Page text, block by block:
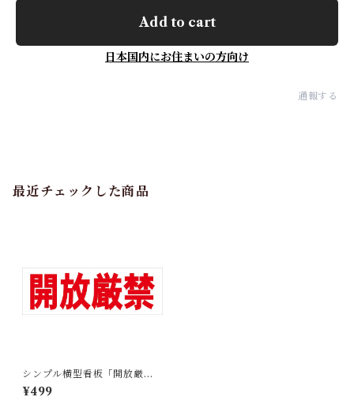
Add to cart
日本国内にお住まいの方向け
通報する
最近チェックした商品
シンプル横型看板「開放厳禁
(赤)」【工場・現場】屋外可
¥499